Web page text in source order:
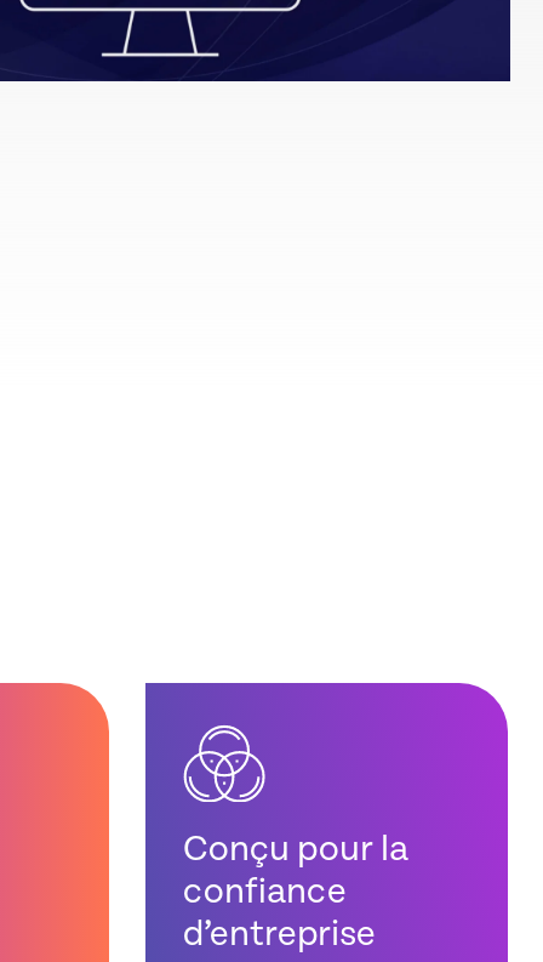
Conçu pour la
confiance
d’entreprise